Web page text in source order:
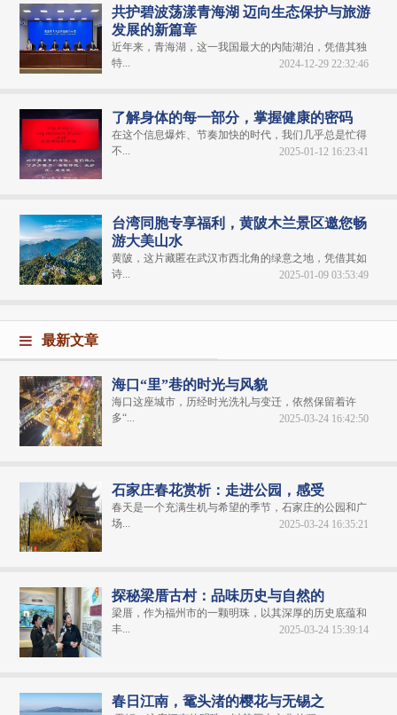
共护碧波荡漾青海湖 迈向生态保护与旅游
发展的新篇章
近年来，青海湖，这一我国最大的内陆湖泊，凭借其独
特...
2024-12-29 22:32:46
了解身体的每一部分，掌握健康的密码
在这个信息爆炸、节奏加快的时代，我们几乎总是忙得
不...
2025-01-12 16:23:41
台湾同胞专享福利，黄陂木兰景区邀您畅
游大美山水
黄陂，这片藏匿在武汉市西北角的绿意之地，凭借其如
诗...
2025-01-09 03:53:49
最新文章
海口“里”巷的时光与风貌
海口这座城市，历经时光洗礼与变迁，依然保留着许
多“...
2025-03-24 16:42:50
石家庄春花赏析：走进公园，感受
春天是一个充满生机与希望的季节，石家庄的公园和广
场...
2025-03-24 16:35:21
探秘梁厝古村：品味历史与自然的
梁厝，作为福州市的一颗明珠，以其深厚的历史底蕴和
丰...
2025-03-24 15:39:14
春日江南，鼋头渚的樱花与无锡之